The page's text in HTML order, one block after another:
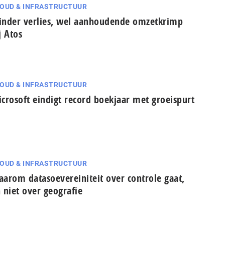
& INFRASTRUCTUUR
verlies, wel aanhoudende omzetkrimp
Atos
& INFRASTRUCTUUR
eindigt record boekjaar met groeispurt
& INFRASTRUCTUUR
datasoevereiniteit over controle gaat,
niet over geografie